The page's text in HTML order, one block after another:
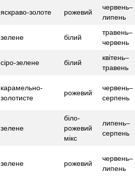
яскраво-золоте рожевий
червень–
липень
зелене білий
травень–
червень
сіро-зелене білий
квітень–
травень
карамельно-
золотисте
рожевий
червень–
серпень
зелене
біло-
рожевий
мікс
липень–
серпень
зелене рожевий
червень–
липень